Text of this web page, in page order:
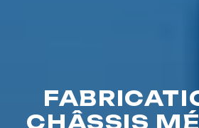
CHÂSSIS